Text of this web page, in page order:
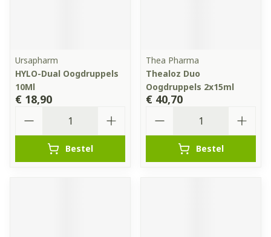
Ursapharm
HYLO-Dual Oogdruppels
10Ml
€ 18,90
Bestel
Thea Pharma
Thealoz Duo
Oogdruppels 2x15ml
€ 40,70
Bestel